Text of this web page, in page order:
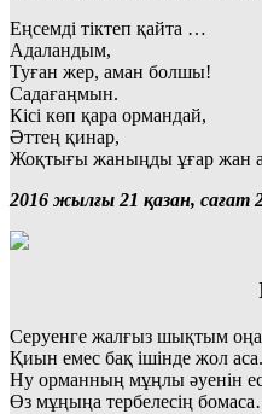
Еңсемді тіктеп қайта …
Адаландым,
Туған жер, аман болшы!
Садағаңмын.
Кісі көп қара ормандай,
Әттең қинар,
Жоқтығы жаныңды ұғар жан
2016 жылғы 21 қазан, сағат
Серуенге жалғыз шықтым
Қиын емес бақ ішінде жол аса.
Ну орманның мұңлы әуенін
Өз мұңыңа тербелесің